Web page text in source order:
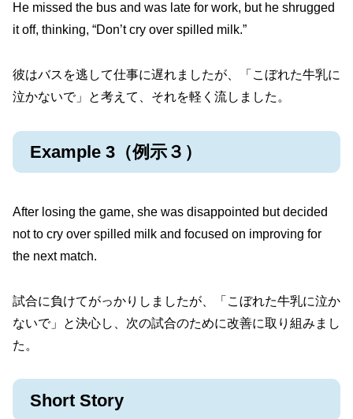
He missed the bus and was late for work, but he shrugged
it off, thinking, “Don’t cry over spilled milk.”
彼はバスを逃して仕事に遅れましたが、「こぼれた牛乳に
泣かないで」と考えて、それを軽く流しました。
Example 3（例示３）
After losing the game, she was disappointed but decided
not to cry over spilled milk and focused on improving for
the next match.
試合に負けてがっかりしましたが、「こぼれた牛乳に泣か
ないで」と決心し、次の試合のために改善に取り組みまし
た。
Short Story